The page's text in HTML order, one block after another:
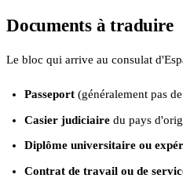
Documents à traduire
Le bloc qui arrive au consulat
Passeport(généralement pas
Casier judiciairedu pays
Diplôme universitaire ou
Contrat de travail ou de